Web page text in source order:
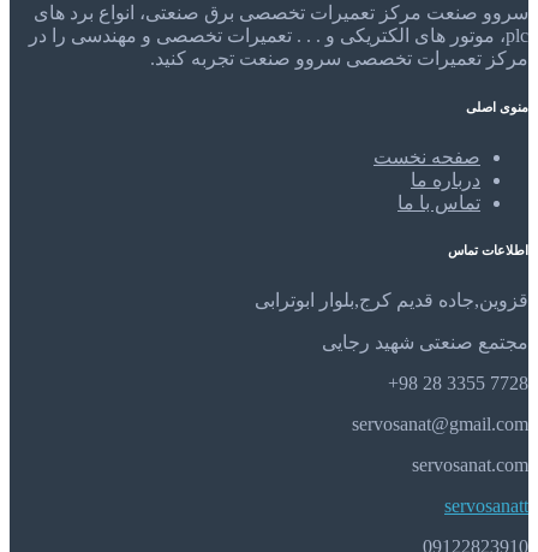
سروو صنعت مرکز تعمیرات تخصصی برق صنعتی، انواع برد های
plc، موتور های الکتریکی و . . . تعمیرات تخصصی و مهندسی را در
مرکز تعمیرات تخصصی سروو صنعت تجربه کنید.
منوی اصلی
صفحه نخست
درباره ما
تماس با ما
اطلاعات تماس
قزوین,جاده قدیم کرج,بلوار ابوترابی
مجتمع صنعتی شهید رجایی
7728 3355 28 98+
servosanat@gmail.com
servosanat.com
servosanatt
09122823910